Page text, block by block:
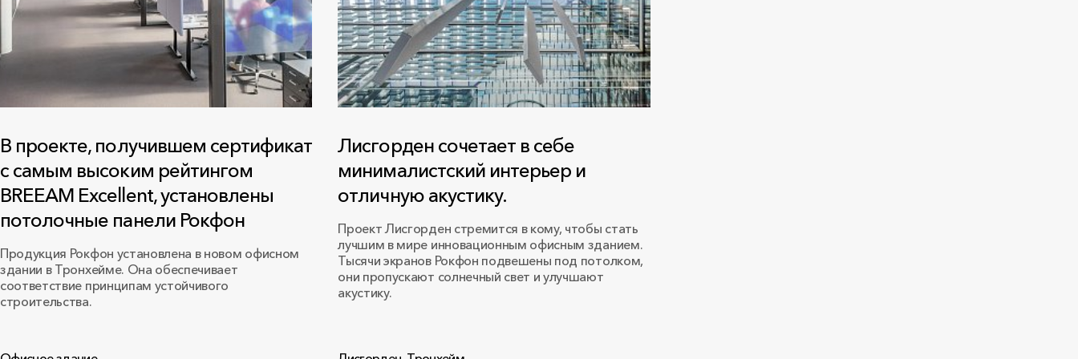
В проекте, получившем сертификат
с самым высоким рейтингом
BREEAM Excellent, установлены
потолочные панели Рокфон
Продукция Рокфон установлена в новом офисном
здании в Тронхейме. Она обеспечивает
соответствие принципам устойчивого
строительства.
Лисгорден сочетает в себе
минималистский интерьер и
отличную акустику.
Проект Лисгорден стремится в кому, чтобы стать
лучшим в мире инновационным офисным зданием.
Тысячи экранов Рокфон подвешены под потолком,
они пропускают солнечный свет и улучшают
акустику.